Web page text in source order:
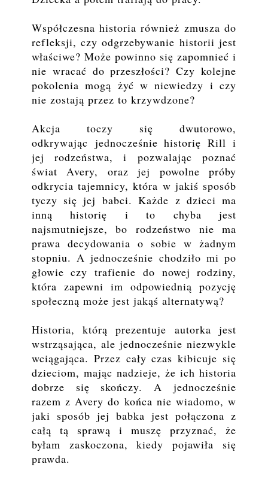
Współczesna historia również zmusza do
refleksji, czy odgrzebywanie historii jest
właściwe? Może powinno się zapomnieć i
nie wracać do przeszłości? Czy kolejne
pokolenia mogą żyć w niewiedzy i czy
nie zostają przez to krzywdzone?
Akcja toczy się dwutorowo,
odkrywając jednocześnie historię Rill i
jej rodzeństwa, i pozwalając poznać
świat Avery, oraz jej powolne próby
odkrycia tajemnicy, która w jakiś sposób
tyczy się jej babci. Każde z dzieci ma
inną historię i to chyba jest
najsmutniejsze, bo rodzeństwo nie ma
prawa decydowania o sobie w żadnym
stopniu. A jednocześnie chodziło mi po
głowie czy trafienie do nowej rodziny,
która zapewni im odpowiednią pozycję
społeczną może jest jakąś alternatywą?
Historia, którą prezentuje autorka jest
wstrząsająca, ale jednocześnie niezwykle
wciągająca. Przez cały czas kibicuje się
dzieciom, mając nadzieje, że ich historia
dobrze się skończy. A jednocześnie
razem z Avery do końca nie wiadomo, w
jaki sposób jej babka jest połączona z
całą tą sprawą i muszę przyznać, że
byłam zaskoczona, kiedy pojawiła się
prawda.